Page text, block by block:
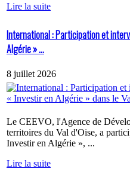
Lire la suite
International : Participation et
Algérie » ...
8 juillet 2026
Le CEEVO, l'Agence de
territoires du Val d'Oise, a
Investir en Algérie », ...
Lire la suite